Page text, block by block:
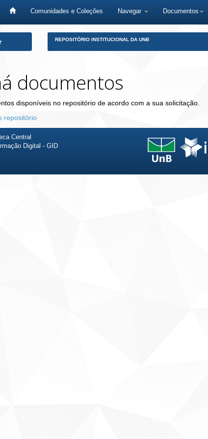
Comunidades e Coleções Navegar Documentos
REPOSITÓRIO INSTITUCIONAL DA UNB
documentos
disponíveis no repositório de acordo com a sua solicitação.
repositório
Central
Digital - GID